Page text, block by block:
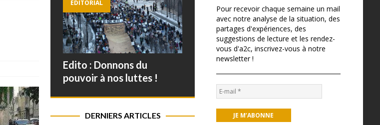
ÉDITORIAL
Edito : Donnons du
pouvoir à nos luttes !
DERNIERS ARTICLES
Pour recevoir chaque semaine un mail
avec notre analyse de la situation, des
partages d'expériences, des
suggestions de lecture et les rendez-
vous d'a2c, inscrivez-vous à notre
newsletter !